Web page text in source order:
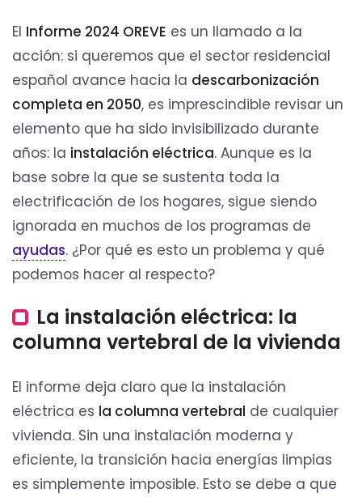
El Informe 2024 OREVE es un llamado a la
acción: si queremos que el sector residencial
español avance hacia la descarbonización
completa en 2050, es imprescindible revisar un
elemento que ha sido invisibilizado durante
años: la instalación eléctrica. Aunque es la
base sobre la que se sustenta toda la
electrificación de los hogares, sigue siendo
ignorada en muchos de los programas de
ayudas. ¿Por qué es esto un problema y qué
podemos hacer al respecto?
La instalación eléctrica: la
columna vertebral de la vivienda
El informe deja claro que la instalación
eléctrica es la columna vertebral de cualquier
vivienda. Sin una instalación moderna y
eficiente, la transición hacia energías limpias
es simplemente imposible. Esto se debe a que